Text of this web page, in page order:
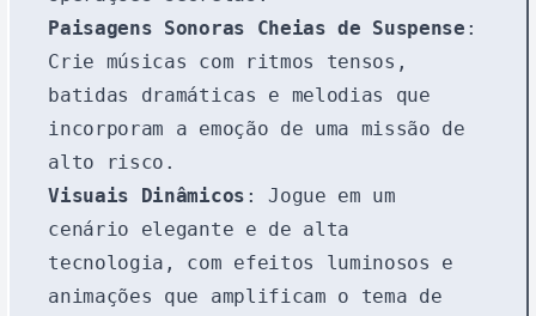
Paisagens Sonoras Cheias de Suspense :
Crie músicas com ritmos tensos,
batidas dramáticas e melodias que
incorporam a emoção de uma missão de
alto risco.
Visuais Dinâmicos : Jogue em um
cenário elegante e de alta
tecnologia, com efeitos luminosos e
animações que amplificam o tema de